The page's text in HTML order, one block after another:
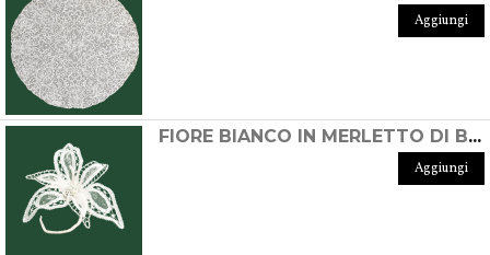
Aggiungi
FIORE BIANCO IN MERLETTO DI BURANO
Aggiungi